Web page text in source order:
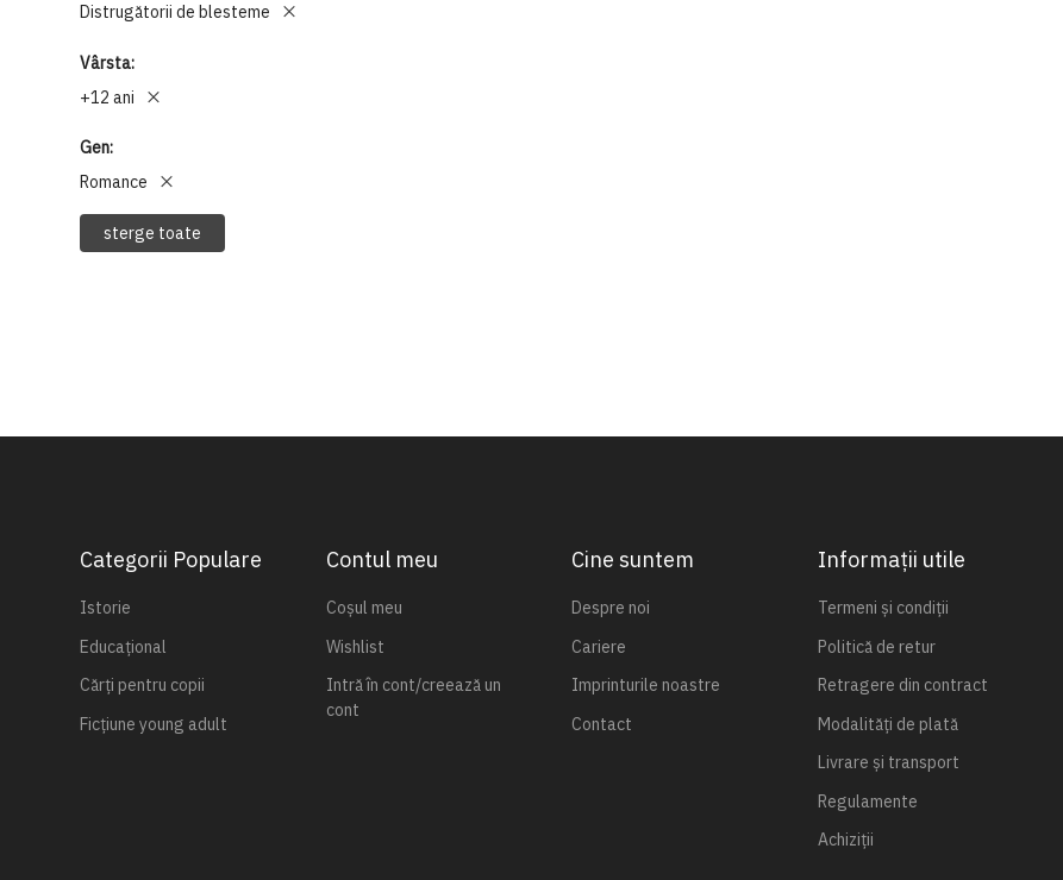
Distrugătorii de blesteme
Vârsta
+12 ani
Gen
Romance
sterge toate
Categorii Populare
Istorie
Educațional
Cărți pentru copii
Ficțiune young adult
Contul meu
Coșul meu
Wishlist
Intră în cont/creează un
cont
Cine suntem
Despre noi
Cariere
Imprinturile noastre
Contact
Informații utile
Termeni și condiții
Politică de retur
Retragere din contract
Modalități de plată
Livrare și transport
Regulamente
Achiziții